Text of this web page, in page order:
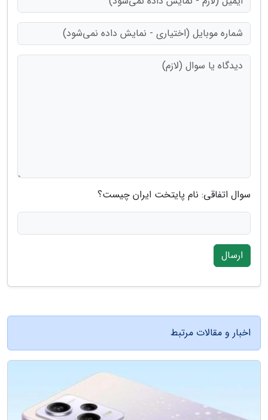
سوال اتفاقی: نام پایتخت ایران چیست؟
ارسال
اخبار و مقالات مرتبط